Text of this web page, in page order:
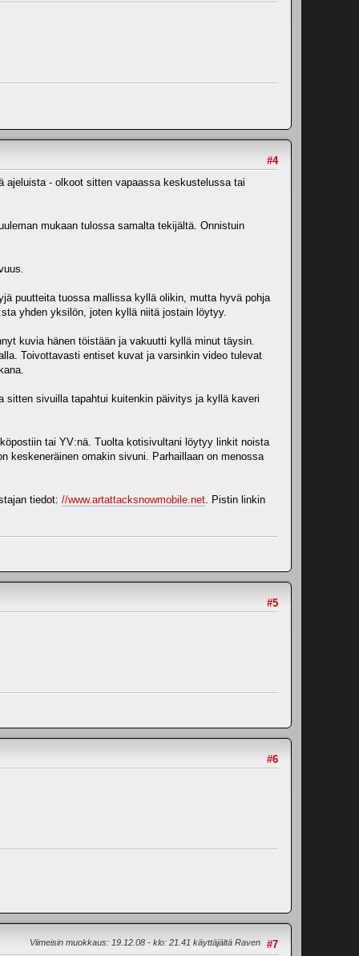
#4
ajeluista - olkoot sitten vapaassa keskustelussa tai
mukaan tulossa samalta tekijältä. Onnistuin
puutteita tuossa mallissa kyllä olikin, mutta hyvä pohja
yhden yksilön, joten kyllä niitä jostain löytyy.
kuvia hänen töistään ja vakuutti kyllä minut täysin.
Toivottavasti entiset kuvat ja varsinkin video tulevat
sitten sivuilla tapahtui kuitenkin päivitys ja kyllä kaveri
tai YV:nä. Tuolta kotisivultani löytyy linkit noista
keskeneräinen omakin sivuni. Parhaillaan on menossa
tiedot: //www.artattacksnowmobile.net . Pistin linkin
#5
#6
#7
Viimeisin muokkaus: 19.12.08 - klo: 21.41 käyttäjältä Raven